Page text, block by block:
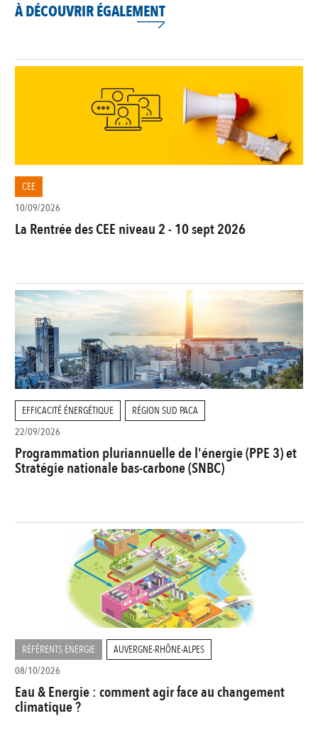
À DÉCOUVRIR ÉGALEMENT
CEE
10/09/2026
La Rentrée des CEE niveau 2 - 10 sept 2026
EFFICACITÉ ÉNERGÉTIQUE
RÉGION SUD PACA
22/09/2026
Programmation pluriannuelle de l'énergie (PPE 3) et
Stratégie nationale bas-carbone (SNBC)
RÉFÉRENTS ENERGIE
AUVERGNE-RHÔNE-ALPES
08/10/2026
Eau & Energie : comment agir face au changement
climatique ?